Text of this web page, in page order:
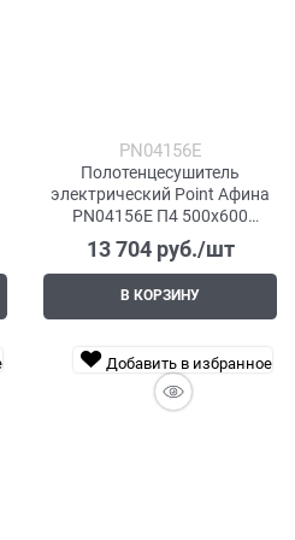
PN04156E
Полотенцесушитель
электрический Point Афина
PN04156E П4 500x600
левый/правый, хром
13 704 руб./шт
В КОРЗИНУ
Добавить в избранное